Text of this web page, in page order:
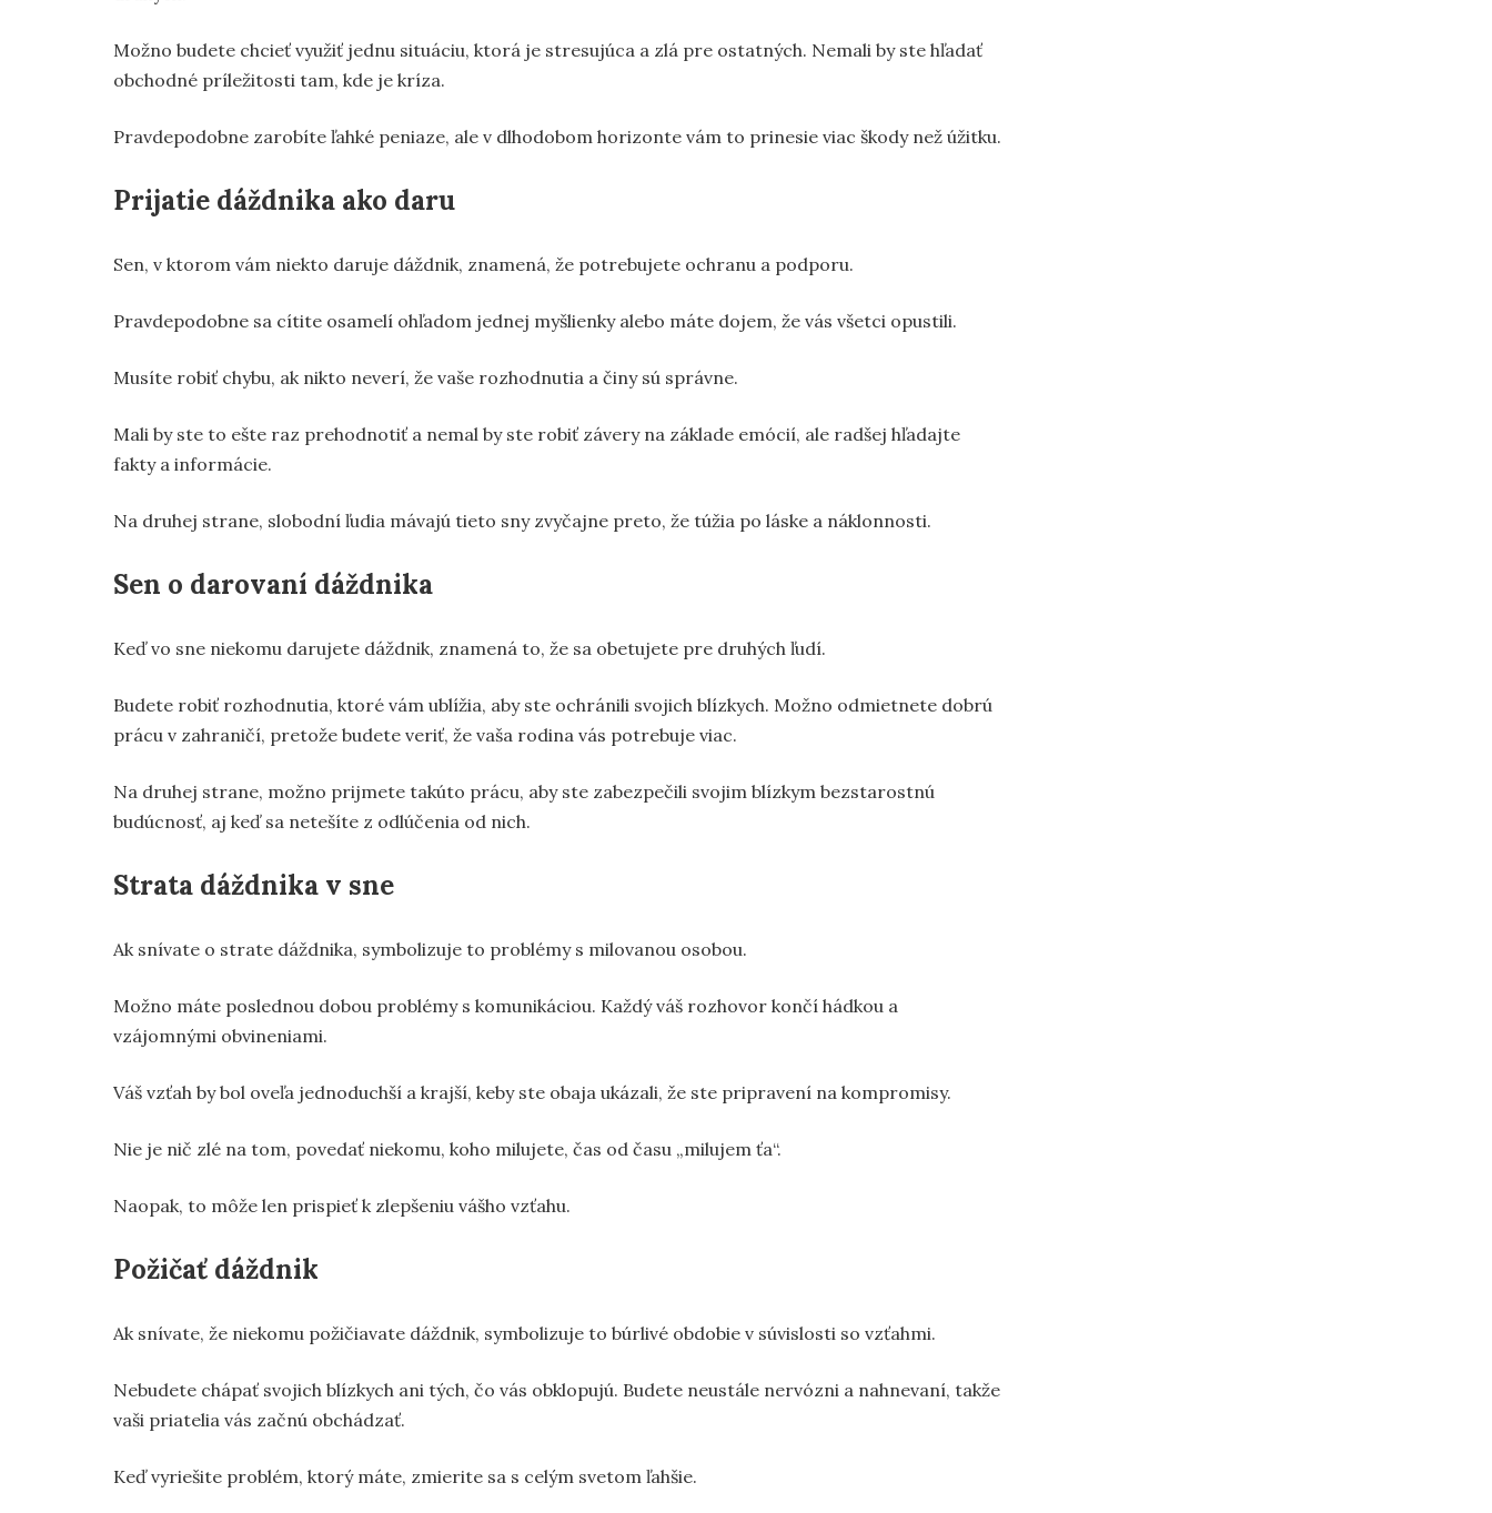
Možno budete chcieť využiť jednu situáciu, ktorá je stresujúca a zlá pre ostatných. Nemali by ste hľadať
obchodné príležitosti tam, kde je kríza.
Pravdepodobne zarobíte ľahké peniaze, ale v dlhodobom horizonte vám to prinesie viac škody než úžitku.
Prijatie dáždnika ako daru
Sen, v ktorom vám niekto daruje dáždnik, znamená, že potrebujete ochranu a podporu.
Pravdepodobne sa cítite osamelí ohľadom jednej myšlienky alebo máte dojem, že vás všetci opustili.
Musíte robiť chybu, ak nikto neverí, že vaše rozhodnutia a činy sú správne.
Mali by ste to ešte raz prehodnotiť a nemal by ste robiť závery na základe emócií, ale radšej hľadajte
fakty a informácie.
Na druhej strane, slobodní ľudia mávajú tieto sny zvyčajne preto, že túžia po láske a náklonnosti.
Sen o darovaní dáždnika
Keď vo sne niekomu darujete dáždnik, znamená to, že sa obetujete pre druhých ľudí.
Budete robiť rozhodnutia, ktoré vám ublížia, aby ste ochránili svojich blízkych. Možno odmietnete dobrú
prácu v zahraničí, pretože budete veriť, že vaša rodina vás potrebuje viac.
Na druhej strane, možno prijmete takúto prácu, aby ste zabezpečili svojim blízkym bezstarostnú
budúcnosť, aj keď sa netešíte z odlúčenia od nich.
Strata dáždnika v sne
Ak snívate o strate dáždnika, symbolizuje to problémy s milovanou osobou.
Možno máte poslednou dobou problémy s komunikáciou. Každý váš rozhovor končí hádkou a
vzájomnými obvineniami.
Váš vzťah by bol oveľa jednoduchší a krajší, keby ste obaja ukázali, že ste pripravení na kompromisy.
Nie je nič zlé na tom, povedať niekomu, koho milujete, čas od času „milujem ťa“.
Naopak, to môže len prispieť k zlepšeniu vášho vzťahu.
Požičať dáždnik
Ak snívate, že niekomu požičiavate dáždnik, symbolizuje to búrlivé obdobie v súvislosti so vzťahmi.
Nebudete chápať svojich blízkych ani tých, čo vás obklopujú. Budete neustále nervózni a nahnevaní, takže
vaši priatelia vás začnú obchádzať.
Keď vyriešite problém, ktorý máte, zmierite sa s celým svetom ľahšie.